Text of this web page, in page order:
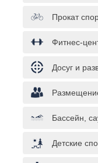
Прокат
Фитнес-
Досуг и
Бассейн,
Детские